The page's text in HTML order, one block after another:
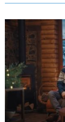
Českého
expresu,
Novoročního
Rádio Junior
20dílnou četbu
blesku, v
Příběhy roku
vydání